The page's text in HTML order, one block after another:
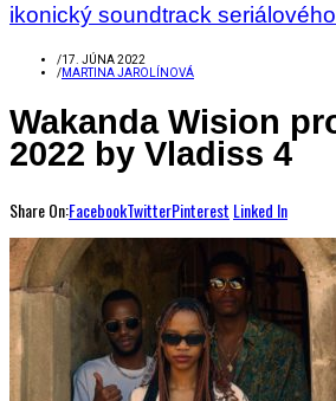
ikonický soundtrack
/17. JÚNA 2022
/MARTINA JAROLÍNOVÁ
Wakanda Wision
2022 by Vladiss 4
Share On:FacebookTwitterPinterest Linked In